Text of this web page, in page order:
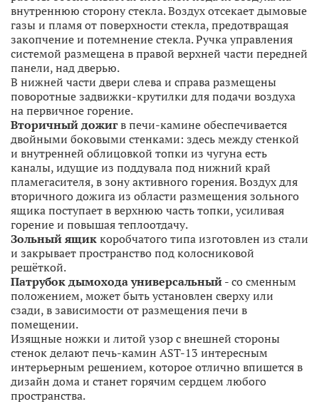
внутреннюю сторону стекла. Воздух отсекает дымовые
газы и пламя от поверхности стекла, предотвращая
закопчение и потемнение стекла. Ручка управления
системой размещена в правой верхней части передней
панели, над дверью.
В нижней части двери слева и справа размещены
поворотные задвижки-крутилки для подачи воздуха
на первичное горение.
Вторичный дожигв печи-камине обеспечивается
двойными боковыми стенками: здесь между стенкой
и внутренней облицовкой топки из чугуна есть
каналы, идущие из поддувала под нижний край
пламегасителя, в зону активного горения. Воздух для
вторичного дожига из области размещения зольного
ящика поступает в верхнюю часть топки, усиливая
горение и повышая теплоотдачу.
Зольный ящиккоробчатого типа изготовлен из стали
и закрывает пространство под колосниковой
решёткой.
Патрубок дымохода универсальный- со сменным
положением, может быть установлен сверху или
сзади, в зависимости от размещения печи в
помещении.
Изящные ножки и литой узор с внешней стороны
стенок делают печь-камин AST-13 интересным
интерьерным решением, которое отлично впишется в
дизайн дома и станет горячим сердцем любого
пространства.